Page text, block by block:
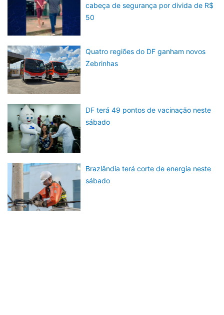
cabeça de segurança por divida de R$
50
Quatro regiões do DF ganham novos
Zebrinhas
DF terá 49 pontos de vacinação neste
sábado
Brazlândia terá corte de energia neste
sábado